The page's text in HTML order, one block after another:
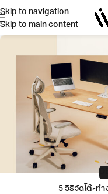
Skip to navigation
Skip to main content
5 วิธีจัดโต๊ะท